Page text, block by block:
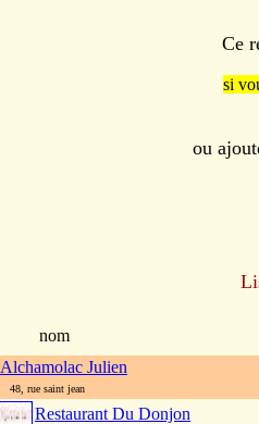
Ce
si
ou
nom
Alchamolac Julien
48, rue saint jean
Restaurant Du Donjon